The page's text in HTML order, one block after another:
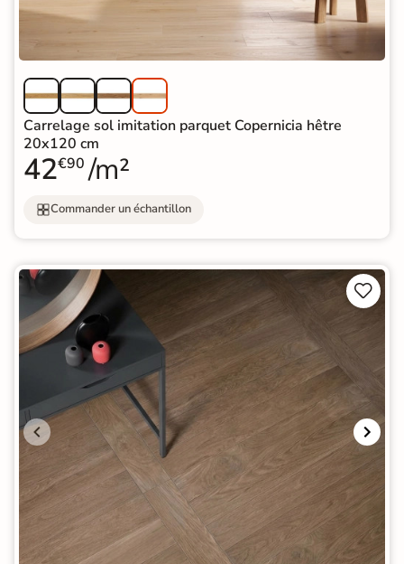
Carrelage sol imitation parquet Copernicia hêtre
20x120 cm
42€90 /m²
Commander un échantillon

